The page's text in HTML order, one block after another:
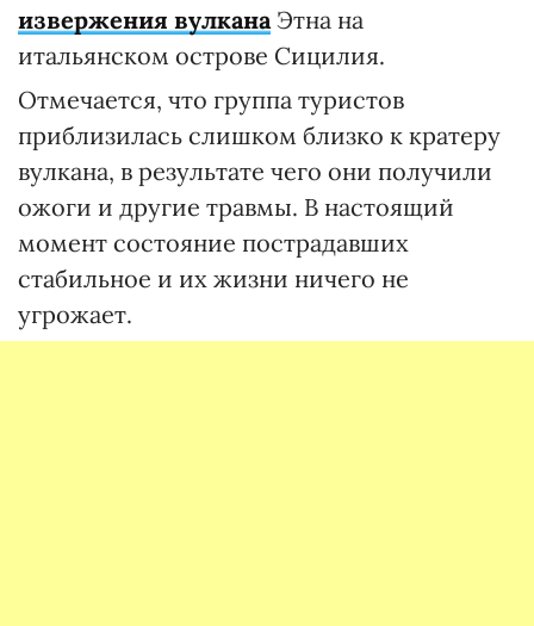
извержения вулканаЭтна на
итальянском острове Сицилия.
Отмечается, что группа туристов
приблизилась слишком близко к кратеру
вулкана, в результате чего они получили
ожоги и другие травмы. В настоящий
момент состояние пострадавших
стабильное и их жизни ничего не
угрожает.